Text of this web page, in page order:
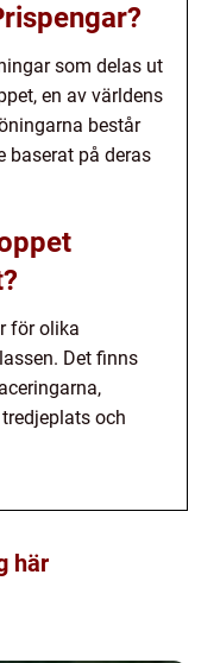
som delas ut
en av världens
består
baserat på deras
för olika
Det finns
och
här